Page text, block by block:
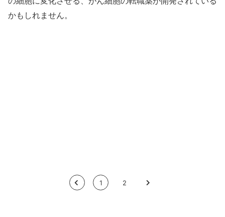
かもしれません。
< 1 2 >